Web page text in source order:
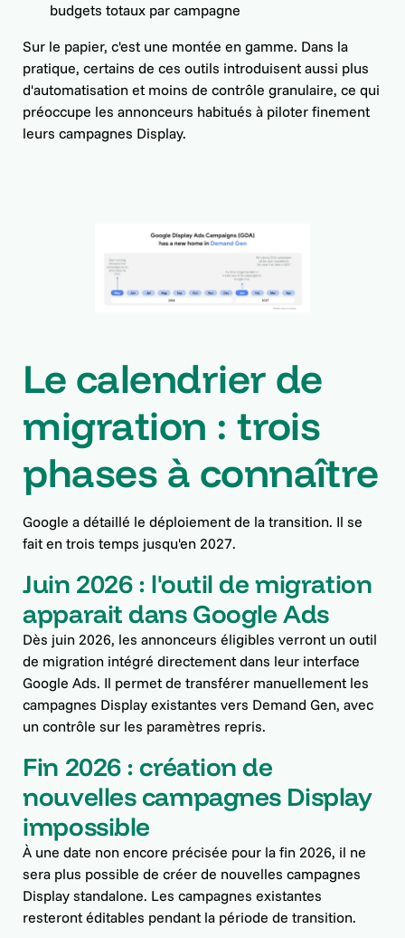
budgets totaux par campagne
Sur le papier, c'est une montée en gamme. Dans la
pratique, certains de ces outils introduisent aussi plus
d'automatisation et moins de contrôle granulaire, ce qui
préoccupe les annonceurs habitués à piloter finement
leurs campagnes Display.
Le calendrier de
migration : trois
phases à connaître
Google a détaillé le déploiement de la transition. Il se
fait en trois temps jusqu'en 2027.
Juin 2026 : l'outil de migration
apparait dans Google Ads
Dès juin 2026, les annonceurs éligibles verront un outil
de migration intégré directement dans leur interface
Google Ads. Il permet de transférer manuellement les
campagnes Display existantes vers Demand Gen, avec
un contrôle sur les paramètres repris.
Fin 2026 : création de
nouvelles campagnes Display
impossible
À une date non encore précisée pour la fin 2026, il ne
sera plus possible de créer de nouvelles campagnes
Display standalone. Les campagnes existantes
resteront éditables pendant la période de transition.